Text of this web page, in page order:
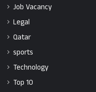
Job Vacancy
Legal
Qatar
sports
Technology
Top 10